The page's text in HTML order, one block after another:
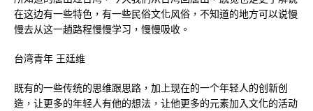
在这边有一些特色，有一些民俗文化风俗，不知道的地方可以说慢
慢去从这一趟路程慢慢学习，慢慢吸收。
台湾青年 王廷维
既有的一些传统的思维跟思路，加上现在的一个年轻人的创新创
造，让更多的年轻人有他的想法，让他更多的元素加入文化的活动